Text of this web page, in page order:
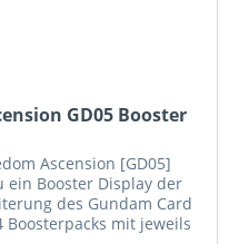
GD05 Booster
Ascension [GD05]
ein Booster Display der
des Gundam Card
Boosterpacks mit jeweils